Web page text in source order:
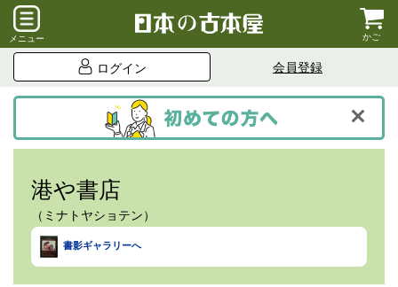
メニュー かご
ログイン 会員登録
港や書店
（ミナトヤショテン）
書影ギャラリーへ